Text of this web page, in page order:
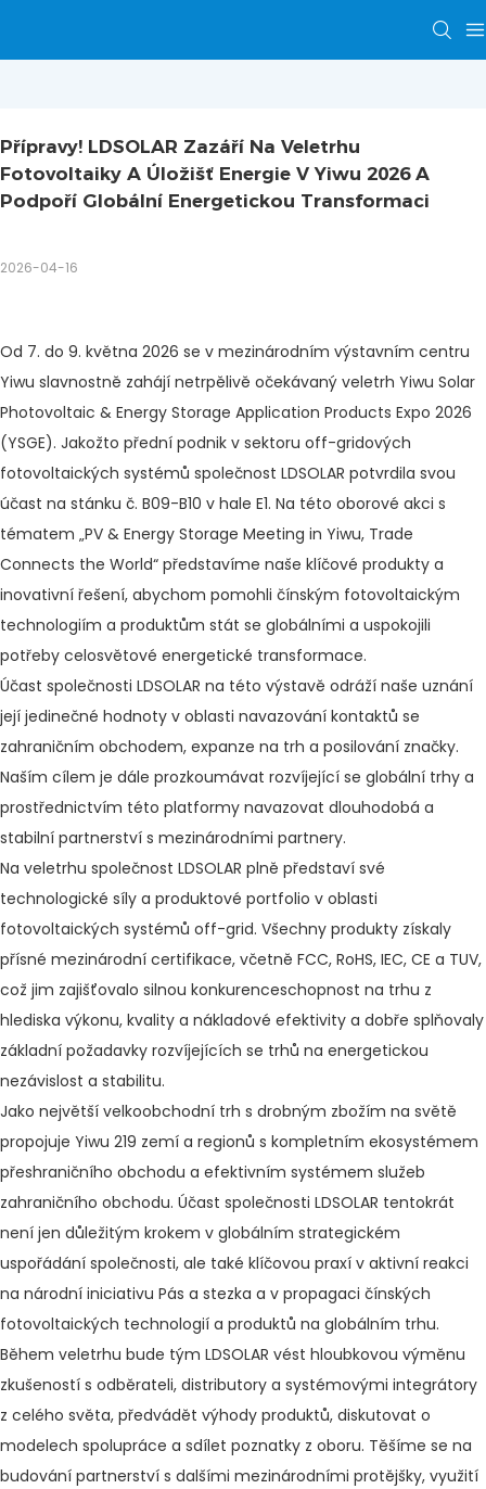
Přípravy! LDSOLAR Zazáří Na Veletrhu
Fotovoltaiky A Úložišť Energie V Yiwu 2026 A
Podpoří Globální Energetickou Transformaci
2026-04-16
Od 7. do 9. května 2026 se v mezinárodním výstavním centru
Yiwu slavnostně zahájí netrpělivě očekávaný veletrh Yiwu Solar
Photovoltaic & Energy Storage Application Products Expo 2026
(YSGE). Jakožto přední podnik v sektoru off-gridových
fotovoltaických systémů společnost LDSOLAR potvrdila svou
účast na stánku č. B09-B10 v hale E1. Na této oborové akci s
tématem „PV & Energy Storage Meeting in Yiwu, Trade
Connects the World“ představíme naše klíčové produkty a
inovativní řešení, abychom pomohli čínským fotovoltaickým
technologiím a produktům stát se globálními a uspokojili
potřeby celosvětové energetické transformace.
Účast společnosti LDSOLAR na této výstavě odráží naše uznání
její jedinečné hodnoty v oblasti navazování kontaktů se
zahraničním obchodem, expanze na trh a posilování značky.
Naším cílem je dále prozkoumávat rozvíjející se globální trhy a
prostřednictvím této platformy navazovat dlouhodobá a
stabilní partnerství s mezinárodními partnery.
Na veletrhu společnost LDSOLAR plně představí své
technologické síly a produktové portfolio v oblasti
fotovoltaických systémů off-grid. Všechny produkty získaly
přísné mezinárodní certifikace, včetně FCC, RoHS, IEC, CE a TUV,
což jim zajišťovalo silnou konkurenceschopnost na trhu z
hlediska výkonu, kvality a nákladové efektivity a dobře splňovaly
základní požadavky rozvíjejících se trhů na energetickou
nezávislost a stabilitu.
Jako největší velkoobchodní trh s drobným zbožím na světě
propojuje Yiwu 219 zemí a regionů s kompletním ekosystémem
přeshraničního obchodu a efektivním systémem služeb
zahraničního obchodu. Účast společnosti LDSOLAR tentokrát
není jen důležitým krokem v globálním strategickém
uspořádání společnosti, ale také klíčovou praxí v aktivní reakci
na národní iniciativu Pás a stezka a v propagaci čínských
fotovoltaických technologií a produktů na globálním trhu.
Během veletrhu bude tým LDSOLAR vést hloubkovou výměnu
zkušeností s odběrateli, distributory a systémovými integrátory
z celého světa, předvádět výhody produktů, diskutovat o
modelech spolupráce a sdílet poznatky z oboru. Těšíme se na
budování partnerství s dalšími mezinárodními protějšky, využití